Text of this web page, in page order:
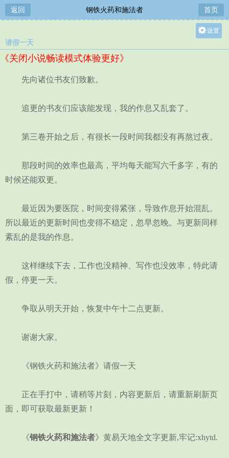
返回 钢铁火药和施法者 首页
设置
请假一天
《关闭小说畅读模式体验更好》
先向诸位书友们致歉。
追更的书友们应该能发现，我的作息又乱套了。
第三卷开始之后，有很长一段时间我都没有再熬过夜。
那段时间的效率也最高，平均每天能写六千多字，有的
时候还能双更。
最近因为要医院，时间变得紧张，导致作息开始混乱。
所以最近的更新时间也变得不稳定，忽早忽晚。与更新同样
紊乱的是我的作息。
这样继续下去，工作也没精神、写作也没效率，特此请
假，停更一天。
争取从明天开始，恢复中午十二点更新。
谢谢大家。
《钢铁火药和施法者》请假一天
正在手打中，请稍等片刻，内容更新后，请重新刷新页
面，即可获取最新更新！
《钢铁火药和施法者》黄易天地全文字更新,牢记:xhytd.